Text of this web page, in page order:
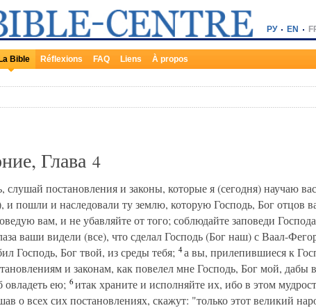
РУ EN
La Bible Réflexions FAQ Liens À propos
Глава 4
слушай постановления и законы, которые я (сегодня) научаю
и пошли и наследовали ту землю, которую Господь, Бог отцов
вам, и не убавляйте от того; соблюдайте заповеди
ваши видели (все), что сделал Господь (Бог наш) с Ваал-
Господь, Бог твой, из среды тебя; 4а вы, прилепившиеся к
и законам, как повелел мне Господь, Бог мой,
овладеть ею; 6итак храните и исполняйте их, ибо в этом
о всех сих постановлениях, скажут: "только этот великий